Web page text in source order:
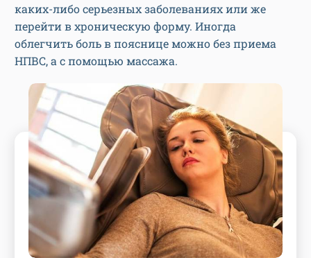
каких-либо серьезных заболеваниях или же
перейти в хроническую форму. Иногда
облегчить боль в пояснице можно без приема
НПВС, а с помощью массажа.